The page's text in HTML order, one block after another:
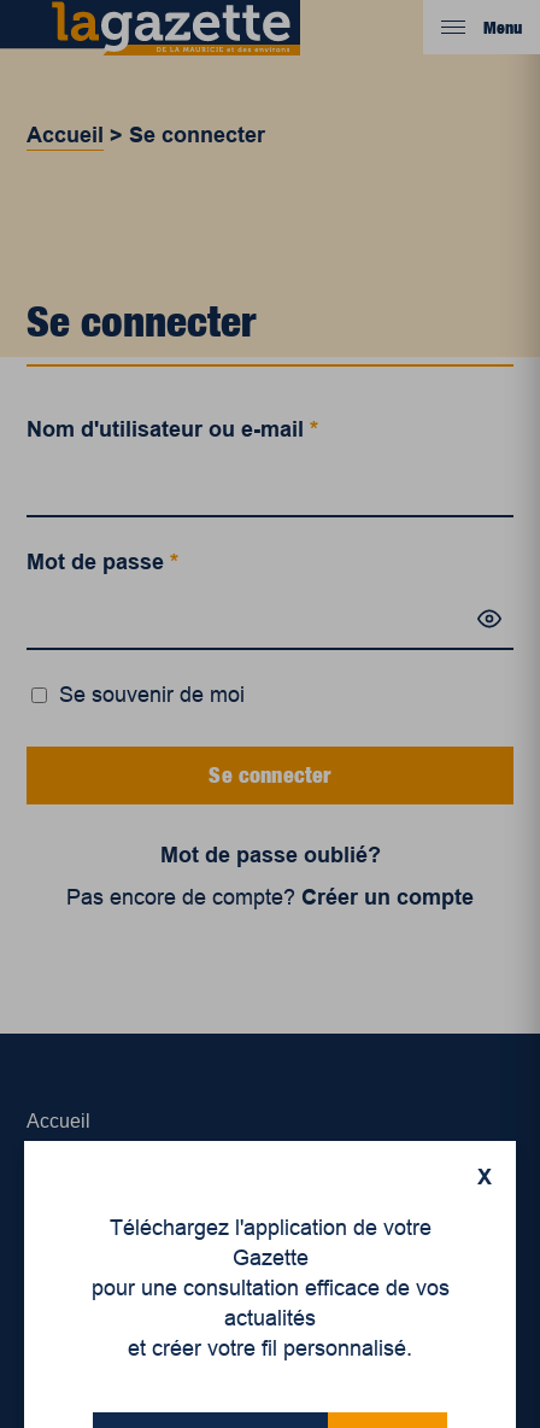
Menu
Accueil >Se connecter
Se connecter
Nom d'utilisateur ou e-mail*
Mot de passe*
Se souvenir de moi
Se connecter
Mot de passe oublié?
Pas encore de compte? Créer un compte
X
Téléchargez l'application de votre
Gazette
pour une consultation efficace de vos
actualités
et créer votre fil personnalisé.
Accueil
Déontologie et confidentialité
Devenir partenaire
Lieux de distribution
Nous joindre